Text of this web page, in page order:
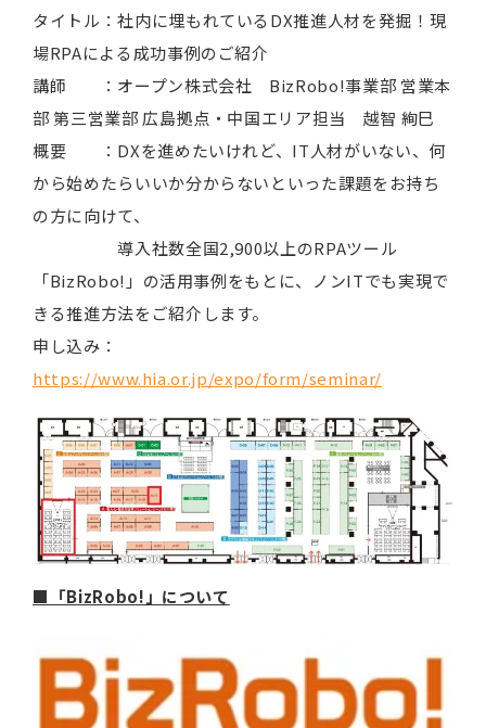
タイトル：社内に埋もれているDX推進人材を発掘！現
場RPAによる成功事例のご紹介
講師 ：オープン株式会社 BizRobo!事業部 営業本
部 第三営業部 広島拠点・中国エリア担当 越智 絢巳
概要 ：DXを進めたいけれど、IT人材がいない、何
から始めたらいいか分からないといった課題をお持ち
の方に向けて、
導入社数全国2,900以上のRPAツール
「BizRobo!」の活用事例をもとに、ノンITでも実現で
きる推進方法をご紹介します。
申し込み：
https://www.hia.or.jp/expo/form/seminar/
■「BizRobo!」について